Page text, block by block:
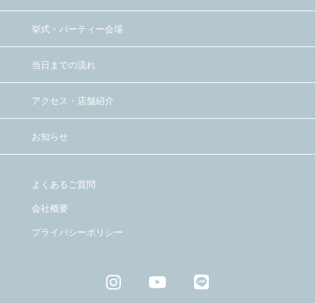
挙式・パーティー会場
当日までの流れ
アクセス・店舗紹介
お知らせ
よくあるご質問
会社概要
プライバシーポリシー